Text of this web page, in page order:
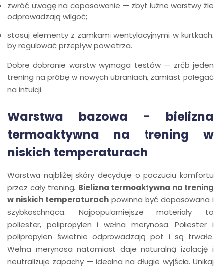
zwróć uwagę na dopasowanie — zbyt luźne warstwy źle
odprowadzają wilgoć;
stosuj elementy z zamkami wentylacyjnymi w kurtkach,
by regulować przepływ powietrza.
Dobre dobranie warstw wymaga testów — zrób jeden
trening na próbę w nowych ubraniach, zamiast polegać
na intuicji.
Warstwa bazowa - bielizna
termoaktywna na trening w
niskich temperaturach
Warstwa najbliżej skóry decyduje o poczuciu komfortu
przez cały trening. Bielizna termoaktywna na trening
w niskich temperaturach powinna być dopasowana i
szybkoschnąca. Najpopularniejsze materiały to
poliester, polipropylen i wełna merynosa. Poliester i
polipropylen świetnie odprowadzają pot i są trwałe.
Wełna merynosa natomiast daje naturalną izolację i
neutralizuje zapachy — idealna na długie wyjścia. Unikaj